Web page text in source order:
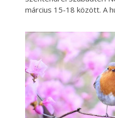
március 15-18 között. A